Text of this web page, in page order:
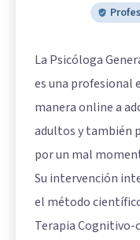
La Psicóloga
es una profesional
manera online a
adultos y también
por un mal
Su intervención
el método
Terapia Cognitivo-